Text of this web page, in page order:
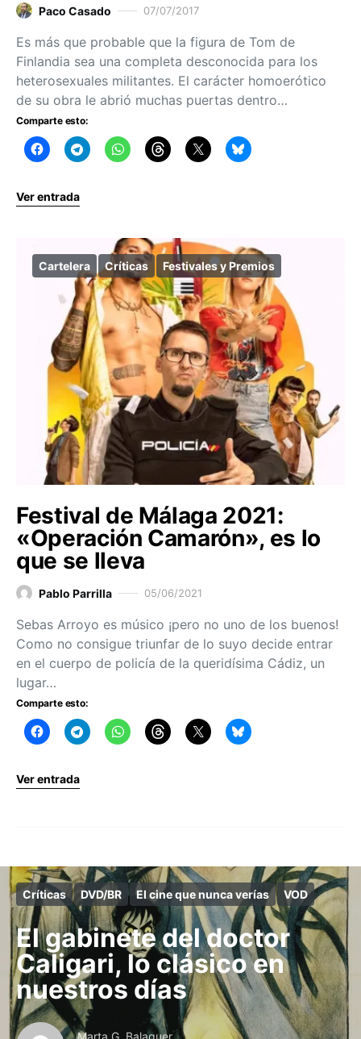
Paco Casado 07/07/2017
Es más que probable que la figura de Tom de
Finlandia sea una completa desconocida para los
heterosexuales militantes. El carácter homoerótico
de su obra le abrió muchas puertas dentro…
Comparte esto:
Ver entrada
Cartelera Críticas Festivales y Premios
Festival de Málaga 2021:
«Operación Camarón», es lo
que se lleva
Pablo Parrilla 05/06/2021
Sebas Arroyo es músico ¡pero no uno de los buenos!
Como no consigue triunfar de lo suyo decide entrar
en el cuerpo de policía de la queridísima Cádiz, un
lugar…
Comparte esto:
Ver entrada
Críticas DVD/BR El cine que nunca verías VOD
El gabinete del doctor
Caligari, lo clásico en
nuestros días
Marta G. Balaguer